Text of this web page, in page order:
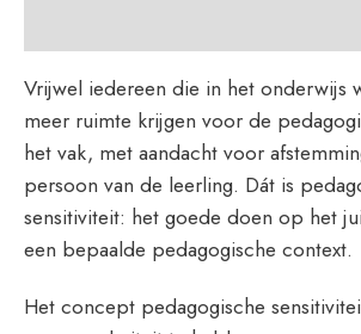
Vrijwel iedereen die in het onderwijs
meer ruimte krijgen voor de
het vak, met aandacht voor
persoon van de leerling. Dát is
sensitiviteit: het goede doen op het
een bepaalde pedagogische context.
Het concept pedagogische